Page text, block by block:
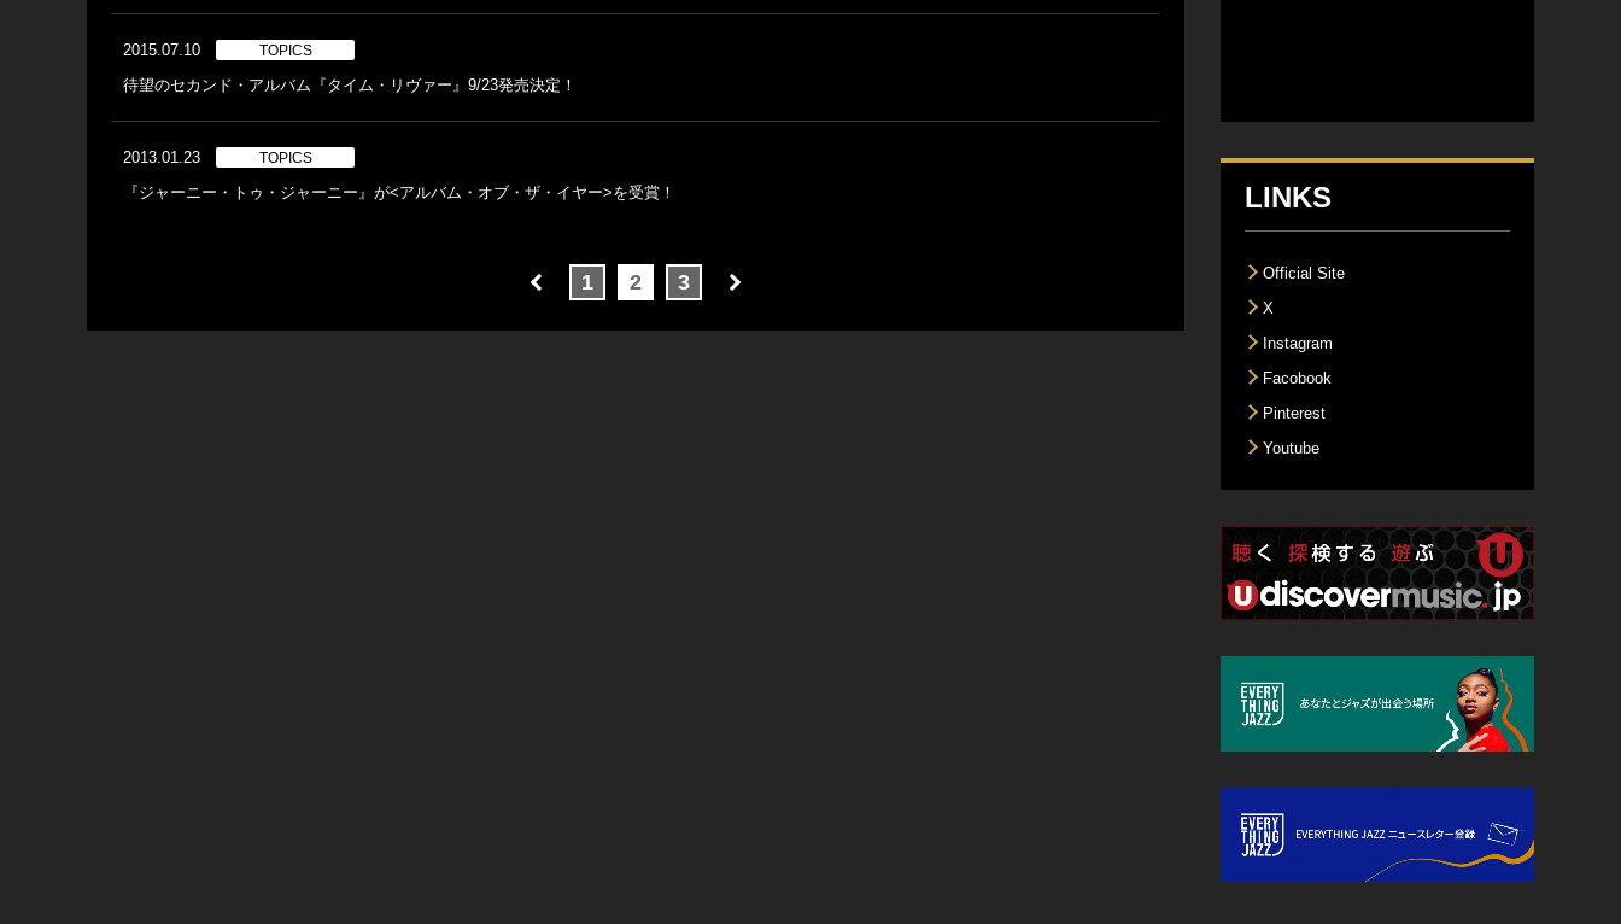
2015.07.10 TOPICS
待望のセカンド・アルバム『タイム・リヴァー』9/23発売決定！
2013.01.23 TOPICS
『ジャーニー・トゥ・ジャーニー』が<アルバム・オブ・ザ・イヤー>を受賞！
1 2 3
LINKS
Official Site
X
Instagram
Facobook
Pinterest
Youtube